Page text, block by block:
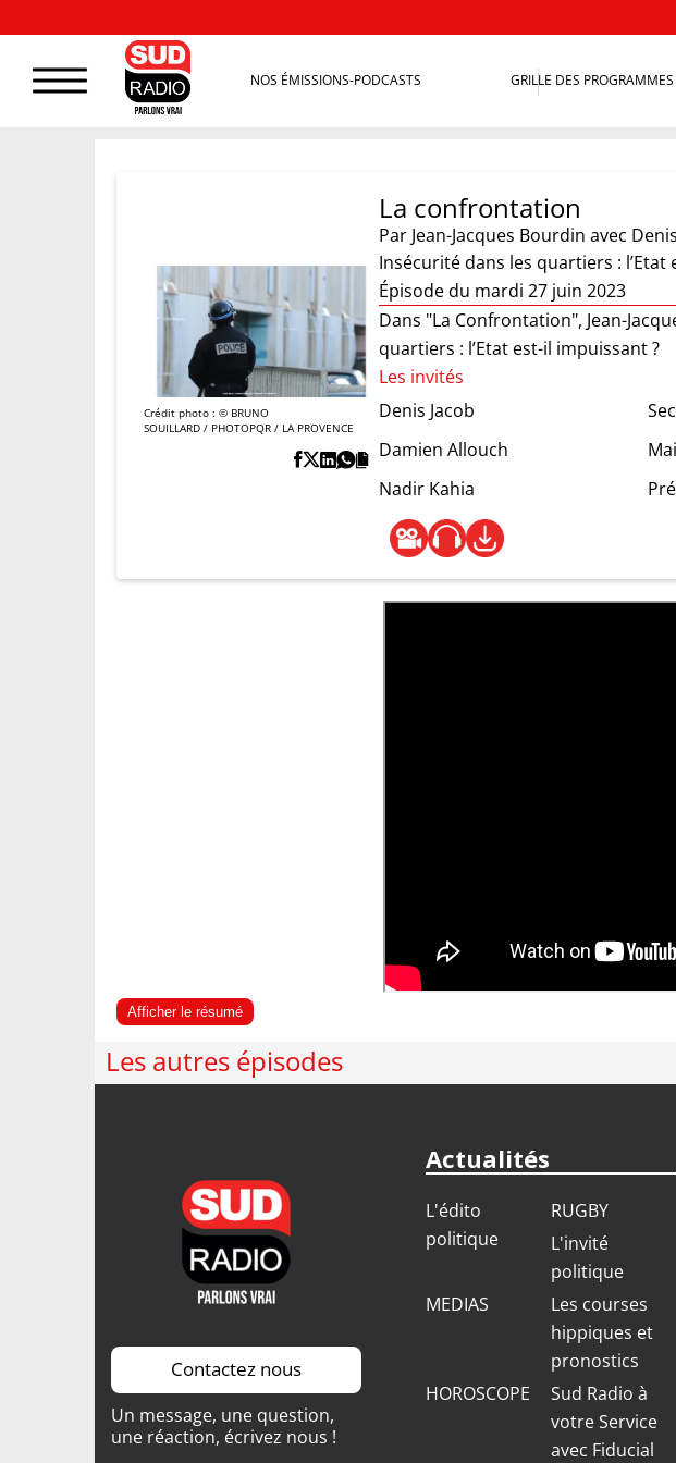
NOS ÉMISSIONS-PODCASTS GRILLE DES PROGRAMMES
Crédit photo : © BRUNO
SOUILLARD / PHOTOPQR / LA PROVENCE
La confrontation
Par Jean-Jacques Bourdin avec
Insécurité dans les quartiers : l’Etat
Épisode du mardi 27 juin 2023
Dans "La Confrontation", Jean-
quartiers : l’Etat est-il impuissant ?
Les invités
Denis Jacob
Damien Allouch
Nadir Kahia
Afficher le résumé
Les autres épisodes
Contactez nous
Un message, une question,
une réaction, écrivez nous !
Actualités
L'édito
politique
RUGBY
L'invité
politique
MEDIAS
Les courses
hippiques et
pronostics
HOROSCOPE
Sud Radio à
votre Service
avec Fiducial